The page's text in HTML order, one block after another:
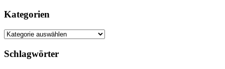
Kategorien
Kategorien
Schlagwörter